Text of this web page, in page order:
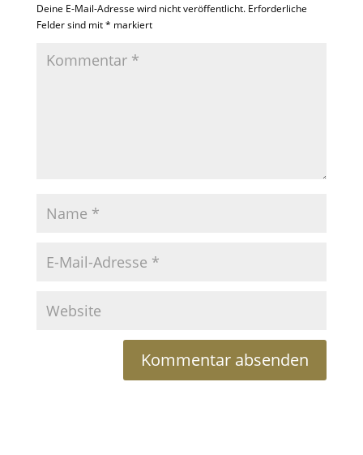
Deine E-Mail-Adresse wird nicht veröffentlicht. Erforderliche
Felder sind mit* markiert